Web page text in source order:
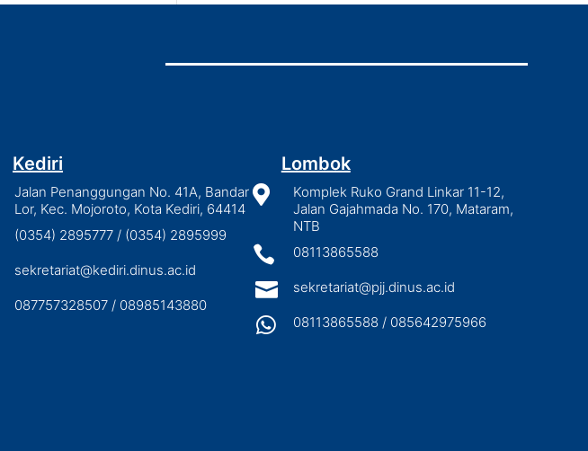
Kediri
Jalan Penanggungan No. 41A, Bandar
Lor, Kec. Mojoroto, Kota Kediri, 64414
(0354) 2895777 / (0354) 2895999
sekretariat@kediri.dinus.ac.id
087757328507 / 08985143880
Lombok

Komplek Ruko Grand Linkar 11-12,
Jalan Gajahmada No. 170, Mataram,
NTB
 08113865588
 sekretariat@pjj.dinus.ac.id
 08113865588 / 085642975966